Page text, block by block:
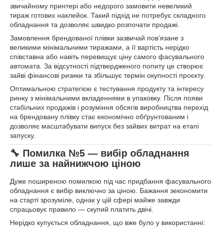
звичайному принтері або недорого замовити невеликий
тираж готових наклейок. Такий підхід не потребує складного
обладнання та дозволяє швидко розпочати продажі.
Замовлення брендованої плівки зазвичай пов’язане з
великими мінімальними тиражами, а її вартість нерідко
співставна або навіть перевищує ціну самого фасувального
автомата. За відсутності підтвердженого попиту це створює
зайві фінансові ризики та збільшує термін окупності проєкту.
Оптимальною стратегією є тестування продукту та інтересу
ринку з мінімальними вкладеннями в упаковку. Після появи
стабільних продажів і розуміння обсягів виробництва перехід
на брендовану плівку стає економічно обґрунтованим і
дозволяє масштабувати випуск без зайвих витрат на етапі
запуску.
🔧 Помилка №5 — вибір обладнання
лише за найнижчою ціною
Дуже поширеною помилкою під час придбання фасувального
обладнання є вибір виключно за ціною. Бажання зекономити
на старті зрозуміле, однак у цій сфері майже завжди
спрацьовує правило — скупий платить двічі.
Нерідко купується обладнання, що вже було у використанні: